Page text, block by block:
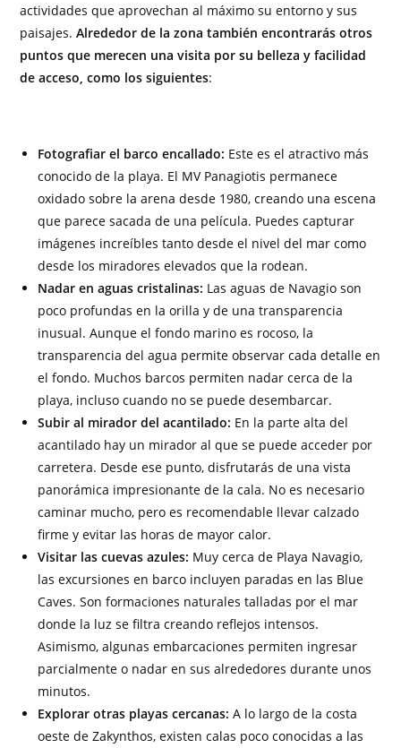
actividades que aprovechan al máximo su entorno y sus
paisajes.Alrededor de la zona también encontrarás otros
puntos que merecen una visita por su belleza y facilidad
de acceso, como los siguientes:
Fotografiar el barco encallado: Este es el atractivo más
conocido de la playa. El MV Panagiotis permanece
oxidado sobre la arena desde 1980, creando una escena
que parece sacada de una película. Puedes capturar
imágenes increíbles tanto desde el nivel del mar como
desde los miradores elevados que la rodean.
Nadar en aguas cristalinas: Las aguas de Navagio son
poco profundas en la orilla y de una transparencia
inusual. Aunque el fondo marino es rocoso, la
transparencia del agua permite observar cada detalle en
el fondo. Muchos barcos permiten nadar cerca de la
playa, incluso cuando no se puede desembarcar.
Subir al mirador del acantilado: En la parte alta del
acantilado hay un mirador al que se puede acceder por
carretera. Desde ese punto, disfrutarás de una vista
panorámica impresionante de la cala. No es necesario
caminar mucho, pero es recomendable llevar calzado
firme y evitar las horas de mayor calor.
Visitar las cuevas azules: Muy cerca de Playa Navagio,
las excursiones en barco incluyen paradas en las Blue
Caves. Son formaciones naturales talladas por el mar
donde la luz se filtra creando reflejos intensos.
Asimismo, algunas embarcaciones permiten ingresar
parcialmente o nadar en sus alrededores durante unos
minutos.
Explorar otras playas cercanas: A lo largo de la costa
oeste de Zakynthos, existen calas poco conocidas a las